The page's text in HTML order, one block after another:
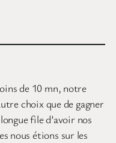
de 10 mn, notre
choix que de gagner
file d’avoir nos
nous étions sur les